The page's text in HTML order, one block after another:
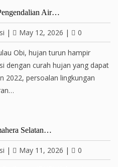
Air…
| May 12, 2026 | 0
Obi, hujan turun hampir
dengan curah hujan yang dapat
2022, persoalan lingkungan
Selatan…
| May 11, 2026 | 0